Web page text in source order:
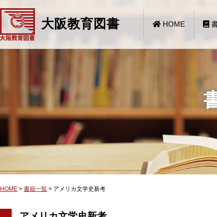
大阪教育図書 HOME
HOME > 書籍一覧 > アメリカ文学史新考